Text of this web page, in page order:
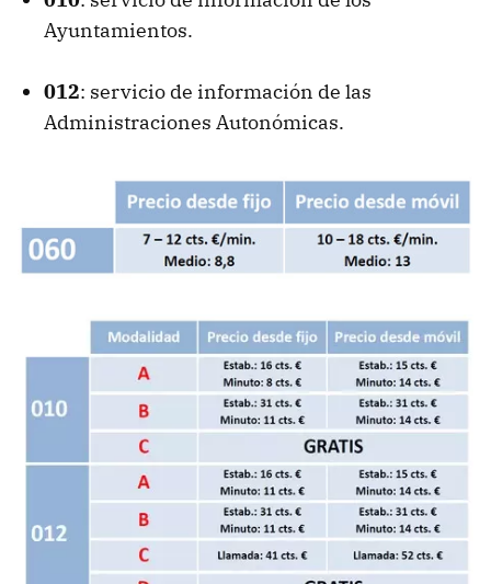
Ayuntamientos.
012: servicio de información de las
Administraciones Autonómicas.